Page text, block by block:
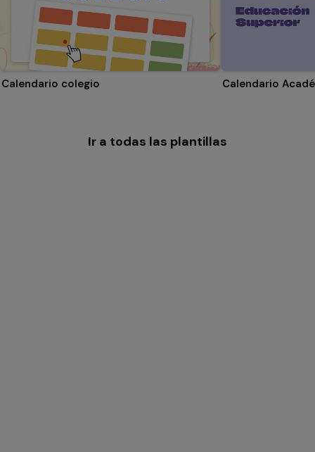
Calendario colegio
Ir a todas las plantillas